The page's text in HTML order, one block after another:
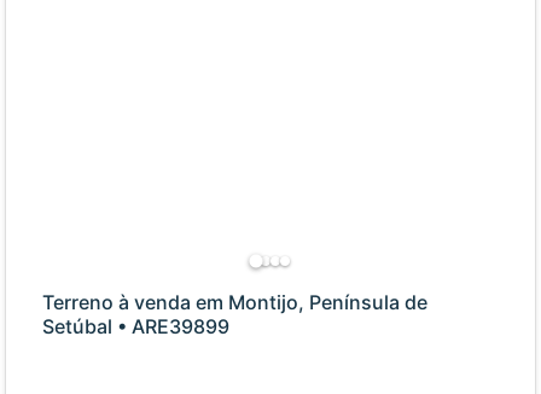
Terreno à venda em Montijo, Península de
Setúbal • ARE39899